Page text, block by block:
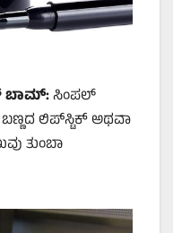
ಬಾಮ್:ಸಿಂಪಲ್
ಲಿಪ್‌ಸ್ಟಿಕ್ ಅಥವಾ
ತುಂಬಾ